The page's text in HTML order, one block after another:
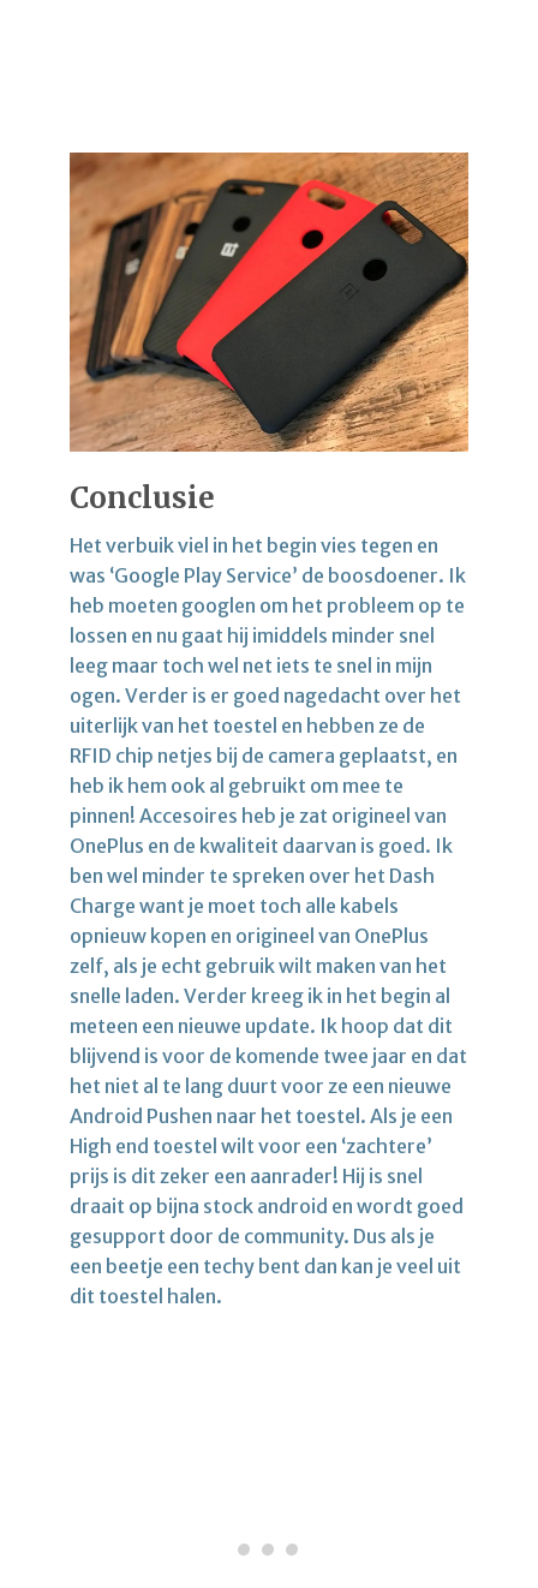
Conclusie
Het verbuik viel in het begin vies tegen en
was ‘Google Play Service’ de boosdoener. Ik
heb moeten googlen om het probleem op te
lossen en nu gaat hij imiddels minder snel
leeg maar toch wel net iets te snel in mijn
ogen. Verder is er goed nagedacht over het
uiterlijk van het toestel en hebben ze de
RFID chip netjes bij de camera geplaatst, en
heb ik hem ook al gebruikt om mee te
pinnen! Accesoires heb je zat origineel van
OnePlus en de kwaliteit daarvan is goed. Ik
ben wel minder te spreken over het Dash
Charge want je moet toch alle kabels
opnieuw kopen en origineel van OnePlus
zelf, als je echt gebruik wilt maken van het
snelle laden. Verder kreeg ik in het begin al
meteen een nieuwe update. Ik hoop dat dit
blijvend is voor de komende twee jaar en dat
het niet al te lang duurt voor ze een nieuwe
Android Pushen naar het toestel. Als je een
High end toestel wilt voor een ‘zachtere’
prijs is dit zeker een aanrader! Hij is snel
draait op bijna stock android en wordt goed
gesupport door de community. Dus als je
een beetje een techy bent dan kan je veel uit
dit toestel halen.